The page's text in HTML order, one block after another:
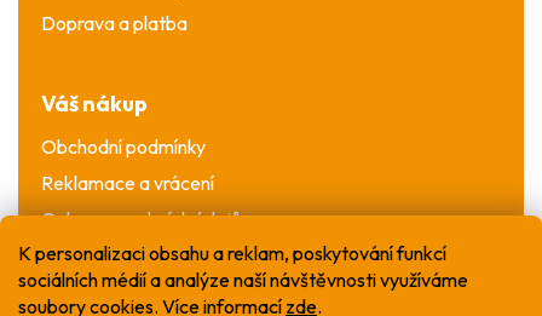
K personalizaci obsahu a reklam, poskytování funkcí
sociálních médií a analýze naší návštěvnosti využíváme
soubory cookies. Více informací zde.
Doprava a platba
Váš nákup
Obchodní podmínky
Reklamace a vrácení
Ochrana osobních údajů